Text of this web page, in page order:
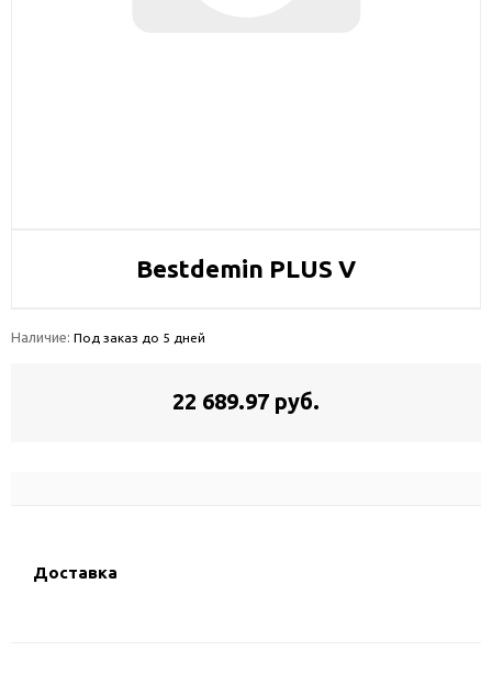
Bestdemin PLUS V
Наличие: Под заказ до 5 дней
22 689.97 руб.
Доставка